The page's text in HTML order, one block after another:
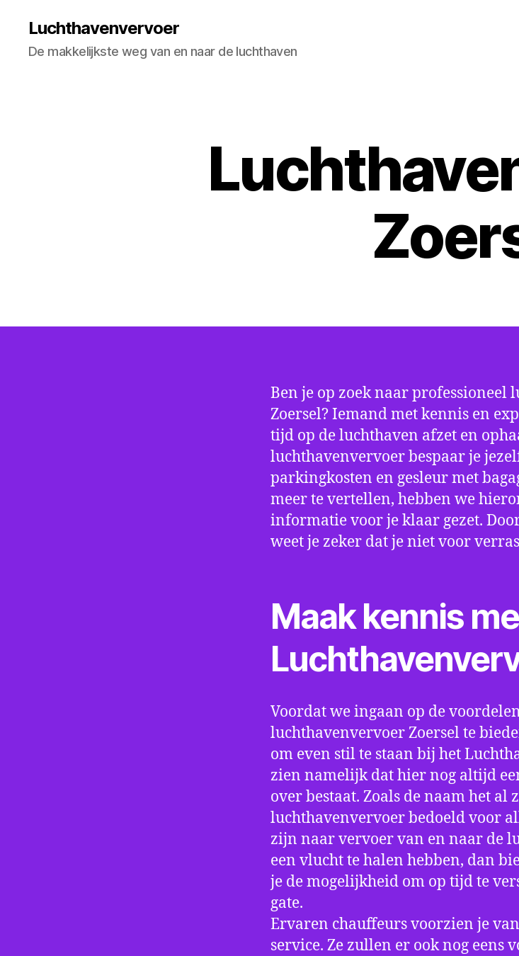
Luchthavenvervoer
De makkelijkste weg van en naar de luchthaven
Ben je op zoek naar professioneel
Zoersel? Iemand met kennis en
tijd op de luchthaven afzet en
luchthavenvervoer bespaar je
parkingkosten en gesleur met
meer te vertellen, hebben we
informatie voor je klaar gezet.
weet je zeker dat je niet voor
Maak kennis
Voordat we ingaan op de
luchthavenvervoer Zoersel te
om even stil te staan bij het
zien namelijk dat hier nog altijd
over bestaat. Zoals de naam het al
luchthavenvervoer bedoeld voor
zijn naar vervoer van en naar de
een vlucht te halen hebben, dan
je de mogelijkheid om op tijd te
gate.
Ervaren chauffeurs voorzien je
service. Ze zullen er ook nog eens